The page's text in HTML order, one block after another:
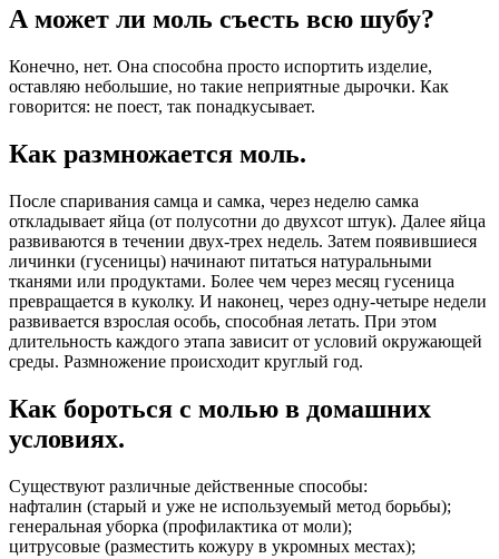
А может ли моль съесть всю шубу?
Конечно, нет. Она способна просто испортить изделие,
оставляю небольшие, но такие неприятные дырочки. Как
говорится: не поест, так понадкусывает.
Как размножается моль.
После спаривания самца и самка, через неделю самка
откладывает яйца (от полусотни до двухсот штук). Далее яйца
развиваются в течении двух-трех недель. Затем появившиеся
личинки (гусеницы) начинают питаться натуральными
тканями или продуктами. Более чем через месяц гусеница
превращается в куколку. И наконец, через одну-четыре недели
развивается взрослая особь, способная летать. При этом
длительность каждого этапа зависит от условий окружающей
среды. Размножение происходит круглый год.
Как бороться с молью в домашних
условиях.
Существуют различные действенные способы:
нафталин (старый и уже не используемый метод борьбы);
генеральная уборка (профилактика от моли);
цитрусовые (разместить кожуру в укромных местах);